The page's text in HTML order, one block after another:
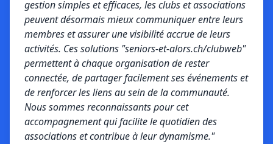
gestion simples et efficaces, les clubs et associations
peuvent désormais mieux communiquer entre leurs
membres et assurer une visibilité accrue de leurs
activités. Ces solutions "seniors-et-alors.ch/clubweb"
permettent à chaque organisation de rester
connectée, de partager facilement ses événements et
de renforcer les liens au sein de la communauté.
Nous sommes reconnaissants pour cet
accompagnement qui facilite le quotidien des
associations et contribue à leur dynamisme."